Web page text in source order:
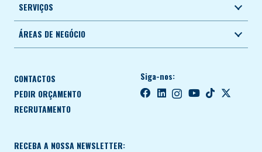
SERVIÇOS
ÁREAS DE NEGÓCIO
CONTACTOS
PEDIR ORÇAMENTO
RECRUTAMENTO
Siga-nos:
RECEBA A NOSSA NEWSLETTER: